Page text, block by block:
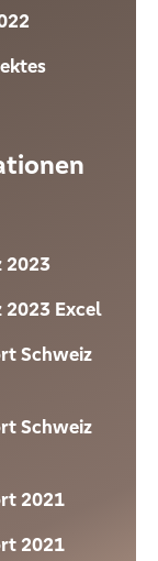
2023
2023 Excel
Schweiz
Schweiz
2021
2021